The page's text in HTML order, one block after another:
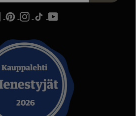
ulkoinen
avautuu
uuteen
välilehteen
ulkoinen
avautuu
uuteen
välilehteen
ulkoinen
avautuu
uuteen
välilehteen
ulkoinen
uuteen
välilehteen
välilehteen